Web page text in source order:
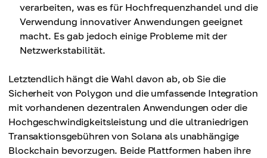
verarbeiten, was es für Hochfrequenzhandel und die
Verwendung innovativer Anwendungen geeignet
macht. Es gab jedoch einige Probleme mit der
Netzwerkstabilität.
Letztendlich hängt die Wahl davon ab, ob Sie die
Sicherheit von Polygon und die umfassende Integration
mit vorhandenen dezentralen Anwendungen oder die
Hochgeschwindigkeitsleistung und die ultraniedrigen
Transaktionsgebühren von Solana als unabhängige
Blockchain bevorzugen. Beide Plattformen haben ihre